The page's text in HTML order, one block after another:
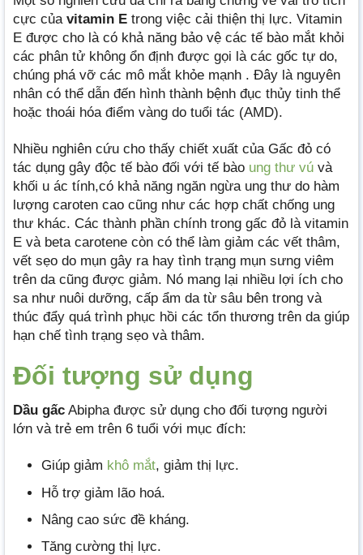
cực của vitamin E trong việc cải thiện thị lực. Vitamin
E được cho là có khả năng bảo vệ các tế bào mắt khỏi
các phân tử không ổn định được gọi là các gốc tự do,
chúng phá vỡ các mô mắt khỏe mạnh . Đây là nguyên
nhân có thể dẫn đến hình thành bệnh đục thủy tinh thể
hoặc thoái hóa điểm vàng do tuổi tác (AMD).
Nhiều nghiên cứu cho thấy chiết xuất của Gấc đỏ có
tác dụng gây độc tế bào đối với tế bào ung thư vú và
khối u ác tính,có khả năng ngăn ngừa ung thư do hàm
lượng caroten cao cũng như các hợp chất chống ung
thư khác. Các thành phần chính trong gấc đỏ là vitamin
E và beta carotene còn có thể làm giảm các vết thâm,
vết sẹo do mụn gây ra hay tình trạng mụn sưng viêm
trên da cũng được giảm. Nó mang lại nhiều lợi ích cho
sa như nuôi dưỡng, cấp ẩm da từ sâu bên trong và
thúc đẩy quá trình phục hồi các tổn thương trên da giúp
hạn chế tình trạng sẹo và thâm.
Đối tượng sử dụng
Dầu gấc Abipha được sử dụng cho đối tượng người
lớn và trẻ em trên 6 tuổi với mục đích:
Giúp giảm khô mắt, giảm thị lực.
Hỗ trợ giảm lão hoá.
Nâng cao sức đề kháng.
Tăng cường thị lực.